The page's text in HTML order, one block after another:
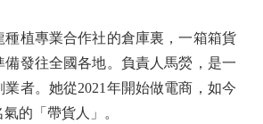
植專業合作社的倉庫裏，一箱箱貨
備發往全國各地。負責人馬熒，是一
業者。她從2021年開始做電商，如今
的「帶貨人」。